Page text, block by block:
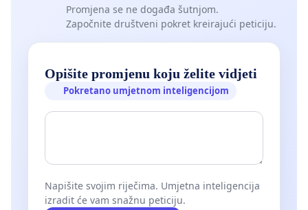
Promjena se ne događa šutnjom.
Započnite društveni pokret kreirajući peticiju.
Opišite promjenu koju želite vidjeti
Pokretano umjetnom inteligencijom
Napišite svojim riječima. Umjetna inteligencija
izradit će vam snažnu peticiju.